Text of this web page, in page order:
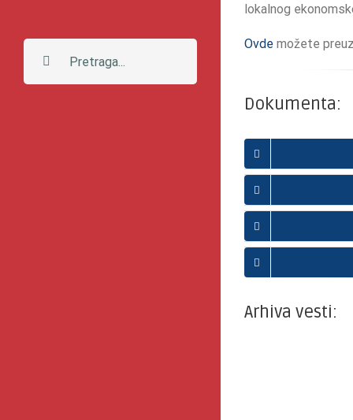
Pretraga:
lokalnog
Ovdemožete
Dokumenta:
Arhiva vesti: